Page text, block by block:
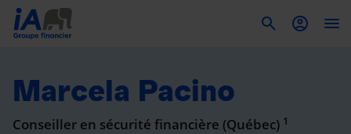
Marcela Pacino
Conseiller en sécurité financière (Québec) 1